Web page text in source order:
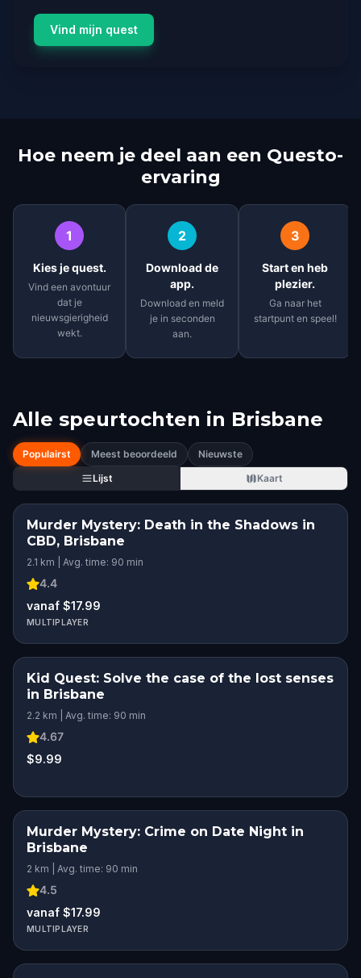
Vind mijn quest
Hoe neem je deel aan een Questo-
ervaring
1
Kies je quest.
Vind een avontuur
dat je
nieuwsgierigheid
wekt.
2
Download de
app.
Download en meld
je in seconden
aan.
3
Start en heb
plezier.
Ga naar het
startpunt en speel!
Alle speurtochten in Brisbane
Populairst Meest beoordeeld
Nieuwste
Lijst
Kaart
Murder Mystery: Death in the Shadows in
CBD, Brisbane
2.1 km | Avg. time: 90 min
4.4
vanaf $17.99
MULTIPLAYER
KIDS' FAVORITE
Kid Quest: Solve the case of the lost senses
in Brisbane
2.2 km | Avg. time: 90 min
4.67
$9.99
Murder Mystery: Crime on Date Night in
Brisbane
2 km | Avg. time: 90 min
4.5
vanaf $17.99
MULTIPLAYER